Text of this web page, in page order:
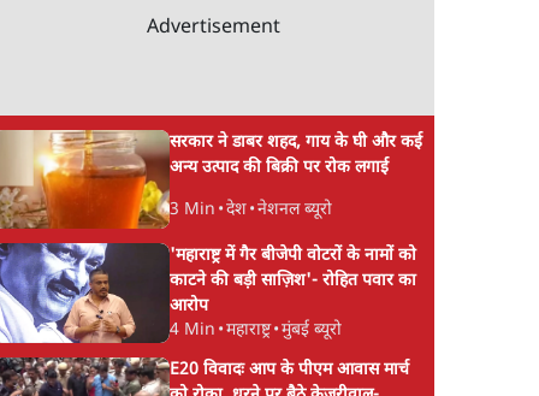
Advertisement
सरकार ने डाबर शहद, गाय के घी और कई
अन्य उत्पाद की बिक्री पर रोक लगाई
3 Min •देश•नेशनल ब्यूरो
'महाराष्ट्र में गैर बीजेपी वोटरों के नामों को
काटने की बड़ी साज़िश'- रोहित पवार का
आरोप
4 Min •महाराष्ट्र•मुंबई ब्यूरो
E20 विवादः आप के पीएम आवास मार्च